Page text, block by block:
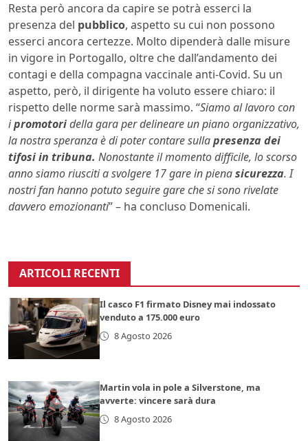
Resta però ancora da capire se potrà esserci la
presenza del pubblico, aspetto su cui non possono
esserci ancora certezze. Molto dipenderà dalle misure
in vigore in Portogallo, oltre che dall’andamento dei
contagi e della compagna vaccinale anti-Covid. Su un
aspetto, però, il dirigente ha voluto essere chiaro: il
rispetto delle norme sarà massimo. “Siamo al lavoro con
ipromotoridella gara per delineare un piano organizzativo,
la nostra speranza è di poter contare sullapresenza dei
tifosi in tribuna. Nonostante il momento difficile, lo scorso
anno siamo riusciti a svolgere 17 gare in pienasicurezza. I
nostri fan hanno potuto seguire gare che si sono rivelate
davvero emozionanti” – ha concluso Domenicali.
ARTICOLI RECENTI
Il casco F1 firmato Disney mai indossato
venduto a 175.000 euro
8 Agosto 2026
Martin vola in pole a Silverstone, ma
avverte: vincere sarà dura
8 Agosto 2026